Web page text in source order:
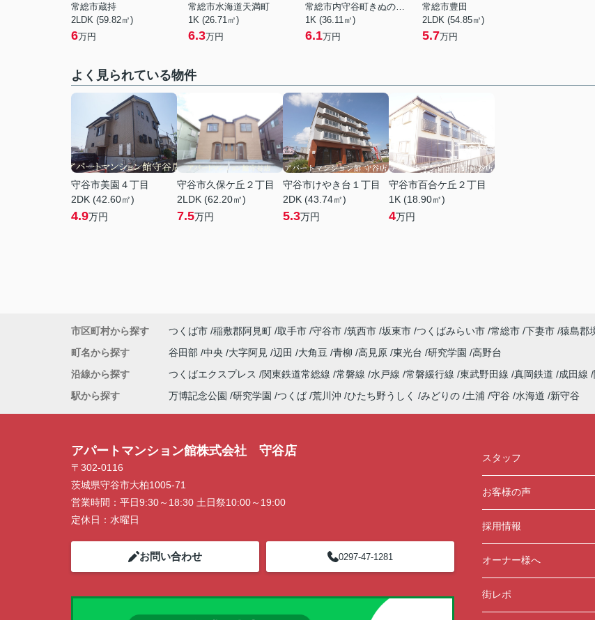
常総市蔵持
2LDK (59.82㎡)
6万円
常総市水海道天満町
1K (26.71㎡)
6.3万円
常総市内守谷町きぬの里２丁目
1K (36.11㎡)
6.1万円
常総市豊田
2LDK (54.85㎡)
5.7万円
よく見られている物件
守谷市美園４丁目
2DK (42.60㎡)
4.9万円
守谷市久保ケ丘２丁目
2LDK (62.20㎡)
7.5万円
守谷市けやき台１丁目
2DK (43.74㎡)
5.3万円
守谷市百合ケ丘２丁目
1K (18.90㎡)
4万円
市区町村から探す つくば市 稲敷郡阿見町 取手市 守谷市 筑西市 坂東市 つくばみらい市 常総市 下妻市 猿島郡
町名から探す
谷田部 中央 大字阿見 辺田 大角豆 青柳 高見原 東光台 研究学園
高野台
沿線から探す
つくばエクスプレス 関東鉄道常総線 常磐線 水戸線 常磐緩行線 東武野田線 真岡鉄道 成田線
駅から探す
万博記念公園 研究学園 つくば 荒川沖 ひたち野うしく みどりの 土浦 守谷 水海道 新守谷
アパートマンション館株式会社 守谷店
〒302-0116
茨城県守谷市大柏1005-71
営業時間： 平日9:30～18:30 土日祭10:00～19:00
定休日： 水曜日
お問い合わせ 0297-47-1281
スタッフ
お客様の声
採用情報
オーナー様へ
街レポ